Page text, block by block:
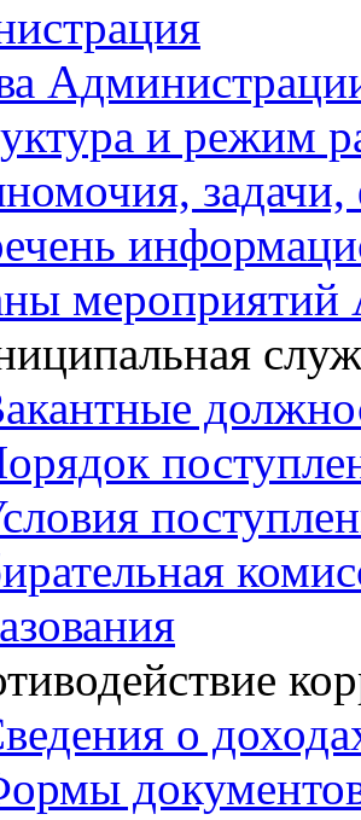
и режим
мероприятий
о